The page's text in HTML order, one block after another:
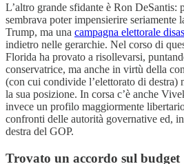
L’altro grande sfidante è Ron DeSantis:
sembrava poter impensierire seriamente
Trump, ma una campagna elettorale
indietro nelle gerarchie. Nel corso di
Florida ha provato a risollevarsi,
conservatrice, ma anche in virtù della
(con cui condivide l’elettorato di destra)
la sua posizione. In corsa c’è anche
invece un profilo maggiormente
confronti delle autorità governative ed,
destra del GOP.
Trovato un accordo sul budget